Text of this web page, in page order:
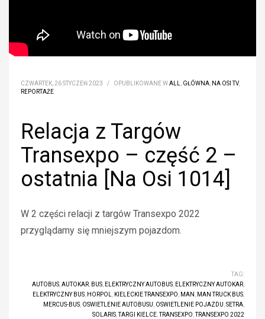
CZWARTEK, 26 STYCZEŃ 2023 / OPUBLIKOWANE WALL, GŁÓWNA, NA OSI TV,
REPORTAŻE
Relacja z Targów
Transexpo – część 2 –
ostatnia [Na Osi 1014]
W 2 części relacji z targów Transexpo 2022
przyglądamy się mniejszym pojazdom.
TAG:
AUTOBUS,AUTOKAR, BUS, ELEKTRYCZNY AUTOBUS, ELEKTRYCZNY AUTOKAR,
ELEKTRYCZNY BUS, HORPOL, KIELECKIE TRANSEXPO, MAN , MAN TRUCK BUS,
MERCUS-BUS, OSWIETLENIE AUTOBUSU, OSWIETLENIE POJAZDU,SETRA,
SOLARIS, TARGI KIELCE, TRANSEXPO, TRANSEXPO 2022